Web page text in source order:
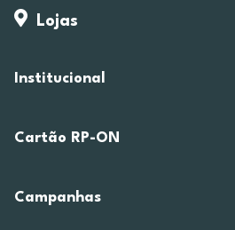
Lojas
Institucional
Cartão RP-ON
Campanhas